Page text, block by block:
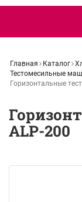
Главная Каталог
Тестомесильные
Горизонтальные
ALP-200